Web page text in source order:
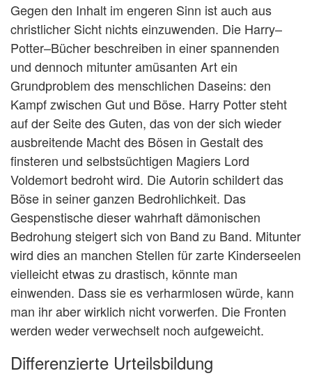
Gegen den Inhalt im engeren Sinn ist auch aus
christlicher Sicht nichts einzuwenden. Die Harry–
Potter–Bücher beschreiben in einer spannenden
und dennoch mitunter amüsanten Art ein
Grundproblem des menschlichen Daseins: den
Kampf zwischen Gut und Böse. Harry Potter steht
auf der Seite des Guten, das von der sich wieder
ausbreitende Macht des Bösen in Gestalt des
finsteren und selbstsüchtigen Magiers Lord
Voldemort bedroht wird. Die Autorin schildert das
Böse in seiner ganzen Bedrohlichkeit. Das
Gespenstische dieser wahrhaft dämonischen
Bedrohung steigert sich von Band zu Band. Mitunter
wird dies an manchen Stellen für zarte Kinderseelen
vielleicht etwas zu drastisch, könnte man
einwenden. Dass sie es verharmlosen würde, kann
man ihr aber wirklich nicht vorwerfen. Die Fronten
werden weder verwechselt noch aufgeweicht.
Differenzierte Urteilsbildung